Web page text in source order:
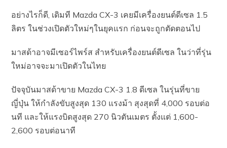
อย่างไรก็ดี, เดิมที Mazda CX-3 เคยมีเครื่องยนต์ดีเซล 1.5
ลิตร ในช่วงเปิดตัวใหม่ๆในยุคแรก ก่อนจะถูกตัดตอนไป
มาสด้าอาจมีเซอร์ไพร์ส สำหรับเครื่องยนต์ดีเซล ในว่าที่รุ่น
ใหม่อาจจะมาเปิดตัวในไทย
ปัจจุบันมาสด้าขาย Mazda CX-3 1.8 ดีเซล ในรุ่นที่ขาย
ญี่ปุ่น ให้กำลังขับสูงสุด 130 แรงม้า สุงสุดที่ 4,000 รอบต่อ
นที และให้แรงบิดสูงสุด 270 นิวตันเมตร ตั้งแต่ 1,600-
2,600 รอบต่อนาที